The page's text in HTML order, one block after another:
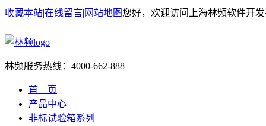
收藏本站|在线留言| 网站地图您好，欢迎访问上海林频软件开
林频服务热线： 4000-662-888
首 页
产品中心
非标试验箱系列